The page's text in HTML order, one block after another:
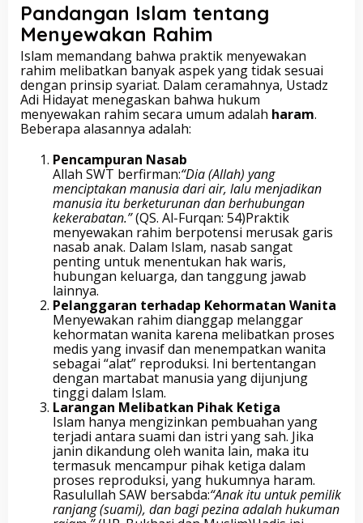
Pandangan Islam tentang
Menyewakan Rahim
Islam memandang bahwa praktik menyewakan
rahim melibatkan banyak aspek yang tidak sesuai
dengan prinsip syariat. Dalam ceramahnya, Ustadz
Adi Hidayat menegaskan bahwa hukum
menyewakan rahim secara umum adalah haram.
Beberapa alasannya adalah:
Pencampuran Nasab
Allah SWT berfirman:“Dia (Allah) yang
menciptakan manusia dari air, lalu menjadikan
manusia itu berketurunan dan berhubungan
kekerabatan.”(QS. Al-Furqan: 54)Praktik
menyewakan rahim berpotensi merusak garis
nasab anak. Dalam Islam, nasab sangat
penting untuk menentukan hak waris,
hubungan keluarga, dan tanggung jawab
lainnya.
Pelanggaran terhadap Kehormatan Wanita
Menyewakan rahim dianggap melanggar
kehormatan wanita karena melibatkan proses
medis yang invasif dan menempatkan wanita
sebagai “alat” reproduksi. Ini bertentangan
dengan martabat manusia yang dijunjung
tinggi dalam Islam.
Larangan Melibatkan Pihak Ketiga
Islam hanya mengizinkan pembuahan yang
terjadi antara suami dan istri yang sah. Jika
janin dikandung oleh wanita lain, maka itu
termasuk mencampur pihak ketiga dalam
proses reproduksi, yang hukumnya haram.
Rasulullah SAW bersabda:“Anak itu untuk pemilik
ranjang (suami), dan bagi pezina adalah hukuman